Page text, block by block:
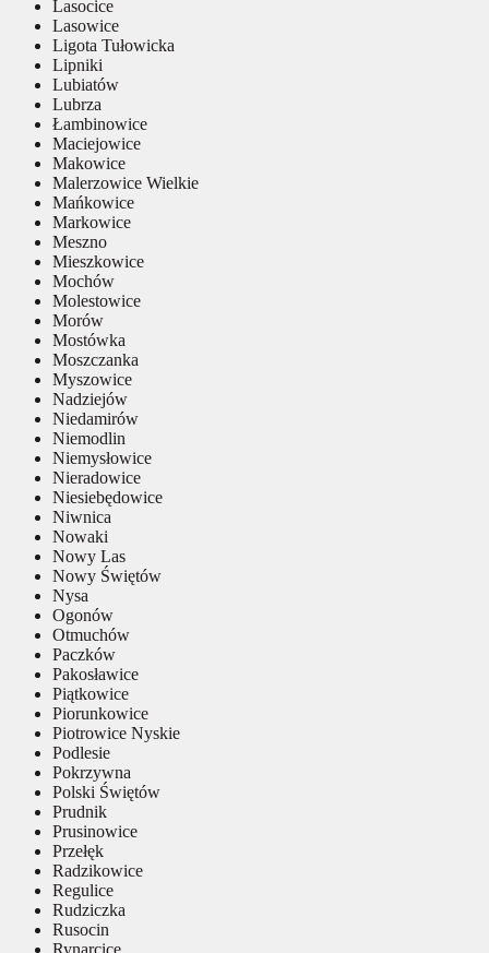
Lasocice
Lasowice
Ligota Tułowicka
Lipniki
Lubiatów
Lubrza
Łambinowice
Maciejowice
Makowice
Malerzowice Wielkie
Mańkowice
Markowice
Meszno
Mieszkowice
Mochów
Molestowice
Morów
Mostówka
Moszczanka
Myszowice
Nadziejów
Niedamirów
Niemodlin
Niemysłowice
Nieradowice
Niesiebędowice
Niwnica
Nowaki
Nowy Las
Nowy Świętów
Nysa
Ogonów
Otmuchów
Paczków
Pakosławice
Piątkowice
Piorunkowice
Piotrowice Nyskie
Podlesie
Pokrzywna
Polski Świętów
Prudnik
Prusinowice
Przełęk
Radzikowice
Regulice
Rudziczka
Rusocin
Rynarcice